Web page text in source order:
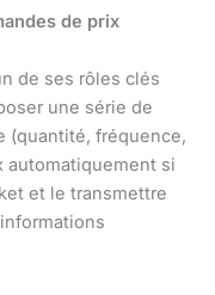
de prix
de ses rôles clés
une série de
(quantité, fréquence,
si
et le transmettre